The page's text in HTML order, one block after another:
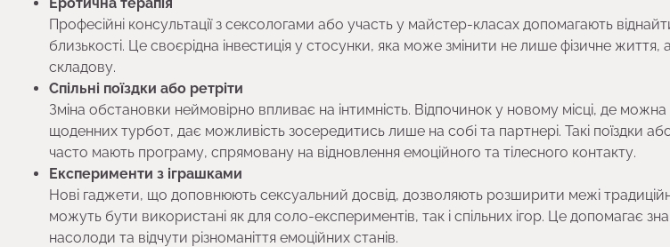
Професійні консультації з сексологами або участь у майстер-класах допомагають
близькості. Це своєрідна інвестиція у стосунки, яка може змінити не лише фізичне
складову.
Спільні поїздки або ретріти
Зміна обстановки неймовірно впливає на інтимність. Відпочинок у новому місці, де можна
щоденних турбот, дає можливість зосередитись лише на собі та партнері. Такі поїздки або
часто мають програму, спрямовану на відновлення емоційного та тілесного контакту.
Експерименти з іграшками
Нові гаджети, що доповнюють сексуальний досвід, дозволяють розширити межі
можуть бути використані як для соло-експериментів, так і спільних ігор. Це допомагає
насолоди та відчути різноманіття емоційних станів.